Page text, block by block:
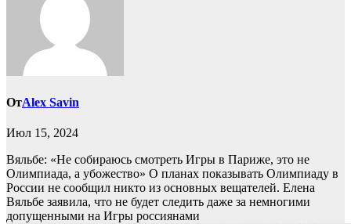
ОтAlex Savin
Июл 15, 2024
Вяльбе: «Не собираюсь смотреть Игры в Париже, это не
Олимпиада, а убожество» О планах показывать Олимпиаду в
России не сообщил никто из основных вещателей. Елена
Вяльбе заявила, что не будет следить даже за немногими
допущенными на Игры россиянами